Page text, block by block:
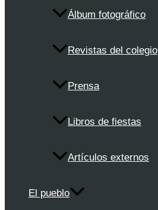
Álbum fotográfico
Revistas del colegio
Prensa
Libros de fiestas
Artículos externos
El pueblo